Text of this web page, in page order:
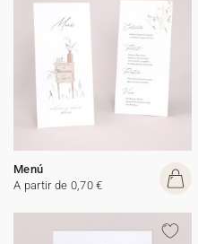
Menú
A partir de 0,70 €